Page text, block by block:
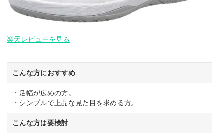
楽天レビューを見る
こんな方におすすめ
・足幅が広めの方。
・シンプルで上品な見た目を求める方。
こんな方は要検討